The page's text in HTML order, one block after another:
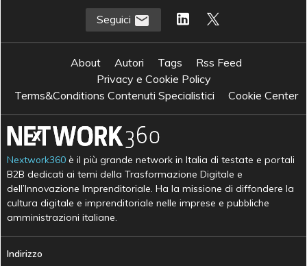
Seguici
About Autori Tags
Rss Feed
Privacy e Cookie Policy
Terms&Conditions Contenuti Specialistici
Cookie Center
Nextwork360 è il più grande network in Italia di testate e portali
B2B dedicati ai temi della Trasformazione Digitale e
dell’Innovazione Imprenditoriale. Ha la missione di diffondere la
cultura digitale e imprenditoriale nelle imprese e pubbliche
amministrazioni italiane.
Indirizzo